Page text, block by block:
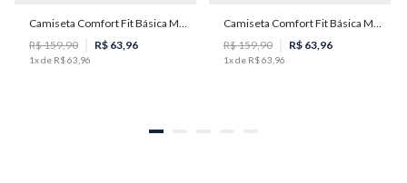
G
R$159,90 R$ 63, 96
1x de R$63 96
G
R$159,90 R$ 63, 96
1x de R$63 96